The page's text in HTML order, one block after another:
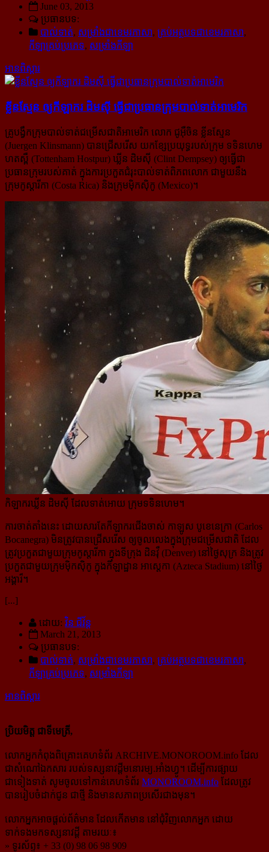
June 03, 2013
ប្រធានបទ:
បាល់ទាត់, សម្រាំងជាខេមរភាសា, គ្រប់អត្ថបទជាខេមរភាសា,
កីឡាគ្រប់ប្រភេទ, សម្រាំងកីឡា
អានពិស្ដារ
ខ្លីនស្មែន ឲ្យ​កីឡាករ ដិមស៊ី ធ្វើ​ជា​ប្រធាន​ក្រុម​បាល់​ទាត់​អាមេរិក
គ្រូបង្វឹកក្រុមបាល់ទាត់ជម្រើសជាតិអាមេរិក លោក ជូអ៊ឺចិន ខ្លីនស្មែន
(Juergen Klinsmann) បានជ្រើសរើស យកខ្សែ​ប្រយុទ្ធរបស់ក្រុម ទទិនហេម
ហតស្ពឺ (Tottenham Hostpur) ឃ្លីន ដិមស៊ី (Clint Dempsey) ឲ្យធ្វើជា
ប្រធានក្រុមរបស់​គាត់ ក្នុងការប្រកួតជំរុះបាល់ទាត់ពិភពលោក ជាមួយនឹង
ក្រុមកូស្តារីកា (Costa Rica) និងក្រុមម៉ិកស៊ិកូ (Mexico)។
កិឡាករឃ្លីន ដិមស៊ី ដែលទាត់អោយ ក្រុមទទិនហេម។
ការចាត់តាំងនេះ ដោយសារតែកីឡាករជើងចាស់ កាឡូស បូខេនេក្រា (Carlos
Bocanegra) មិនត្រូវបានជ្រើសរើស ឲ្យ​ចូលលេងក្នុងក្រុមជម្រើសជាតិ ដែល
ត្រូវប្រកួតជាមួយក្រុមកូស្តារីកា ក្នុងទីក្រុង ដិនវ៉ឺ (Denver) នៅថ្ងៃសុក្រ និងត្រូវ​
ប្រកួតជាមួយក្រុមម៉ិកស៊ិកូ ក្នុងកីឡាដ្ឋាន អាស្តេកា (Azteca Stadium) នៅថ្ងៃ
អង្គារ៏។
[...]
ដោយ: វិន ជីវ័ន្ត
March 21, 2013
ប្រធានបទ:
បាល់ទាត់, សម្រាំងជាខេមរភាសា, គ្រប់អត្ថបទជាខេមរភាសា,
កីឡាគ្រប់ប្រភេទ, សម្រាំងកីឡា
អានពិស្ដារ
ប្រិយមិត្ត ជាទីមេត្រី,
លោកអ្នកកំពុងពិគ្រោះគេហទំព័រ ARCHIVE.MONOROOM.info ដែល
ជាសំណៅឯកសារ របស់ទស្សនាវដ្ដីមនោរម្យ.អាំងហ្វូ។ ដើម្បីការផ្សាយ
ជាទៀងទាត់ សូមចូលទៅកាន់​គេហទំព័រ MONOROOM.info ដែលត្រូវ
បានរៀបចំដាក់ជូន ជាថ្មី និងមានសភាពប្រសើរជាងមុន។
លោកអ្នកអាចផ្ដល់ព័ត៌មាន ដែលកើតមាន នៅជុំវិញលោកអ្នក ដោយ
ទាក់ទងមកទស្សនាវដ្ដី តាមរយៈ៖
» ទូរស័ព្ទ៖ + 33 (0) 98 06 98 909